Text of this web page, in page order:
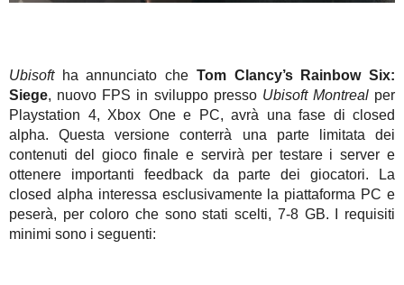
Ubisoftha annunciato che Tom Clancy’s Rainbow Six:
Siege, nuovo FPS in sviluppo presso Ubisoft Montrealper
Playstation 4, Xbox One e PC, avrà una fase di closed
alpha. Questa versione conterrà una parte limitata dei
contenuti del gioco finale e servirà per testare i server e
ottenere importanti feedback da parte dei giocatori. La
closed alpha interessa esclusivamente la piattaforma PC e
peserà, per coloro che sono stati scelti, 7-8 GB. I requisiti
minimi sono i seguenti: